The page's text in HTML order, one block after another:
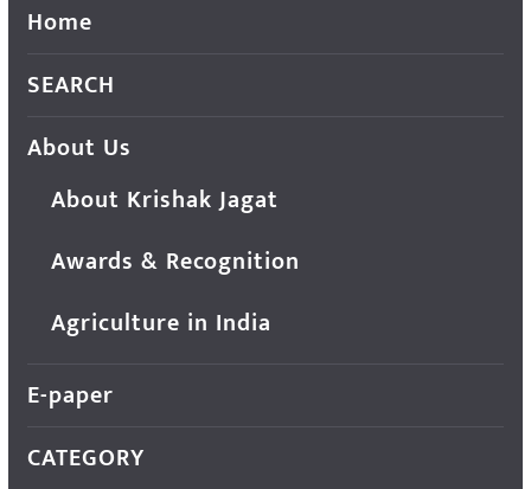
Home
SEARCH
About Us
About Krishak Jagat
Awards & Recognition
Agriculture in India
E-paper
CATEGORY